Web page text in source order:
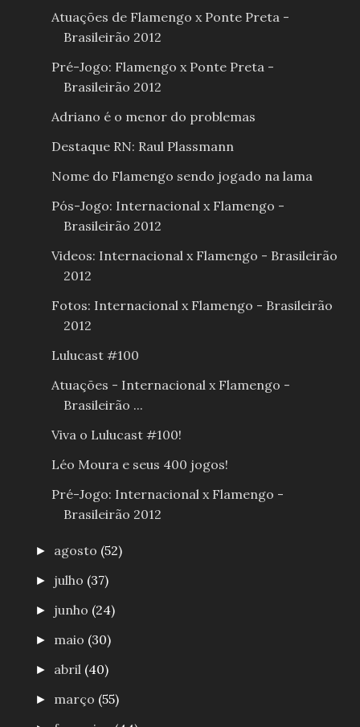
Atuações de Flamengo x Ponte Preta -
Brasileirão 2012
Pré-Jogo: Flamengo x Ponte Preta -
Brasileirão 2012
Adriano é o menor do problemas
Destaque RN: Raul Plassmann
Nome do Flamengo sendo jogado na lama
Pós-Jogo: Internacional x Flamengo -
Brasileirão 2012
Videos: Internacional x Flamengo - Brasileirão
2012
Fotos: Internacional x Flamengo - Brasileirão
2012
Lulucast #100
Atuações - Internacional x Flamengo -
Brasileirão ...
Viva o Lulucast #100!
Léo Moura e seus 400 jogos!
Pré-Jogo: Internacional x Flamengo -
Brasileirão 2012
► agosto (52)
► julho (37)
► junho (24)
► maio (30)
► abril (40)
► março (55)